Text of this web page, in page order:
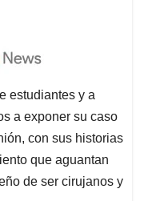
estudiantes y a
a exponer su caso
con sus historias
que aguantan
de ser cirujanos y